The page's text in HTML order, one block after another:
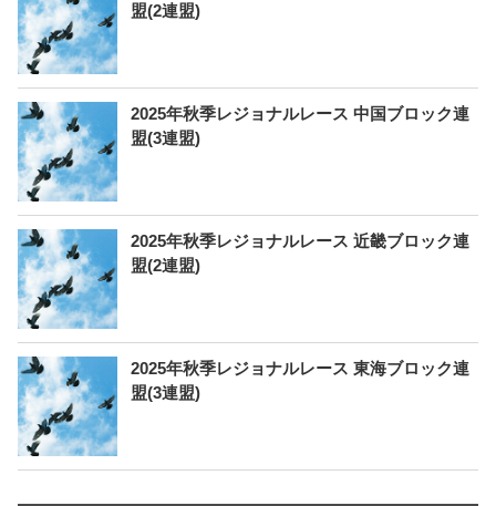
盟(2連盟)
2025年秋季レジョナルレース 中国ブロック連
盟(3連盟)
2025年秋季レジョナルレース 近畿ブロック連
盟(2連盟)
2025年秋季レジョナルレース 東海ブロック連
盟(3連盟)